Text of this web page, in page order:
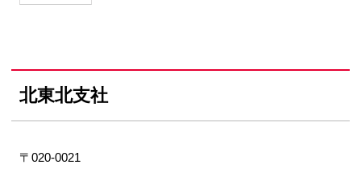
北東北支社
〒020-0021